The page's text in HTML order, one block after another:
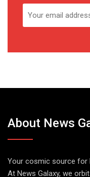
About News
Your cosmic source for
At News Galaxy, we